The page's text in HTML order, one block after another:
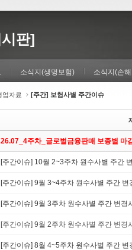
판]
소식지(생명보험) 소식지(손
업자료 [주간] 보험사별 주간이슈
26.07_4주차_글로벌금융판매 보종별 마
[주간이슈] 10월 2~3주차 원수사별 주간
[주간이슈] 9월 3~4주차 원수사별 주간
[주간이슈] 9월 3주차 원수사별 주간 변경
[주간이슈] 9월 2주차 원수사별 주간 변경
[주간이슈] 8월 4~5주차 원수사별 주간